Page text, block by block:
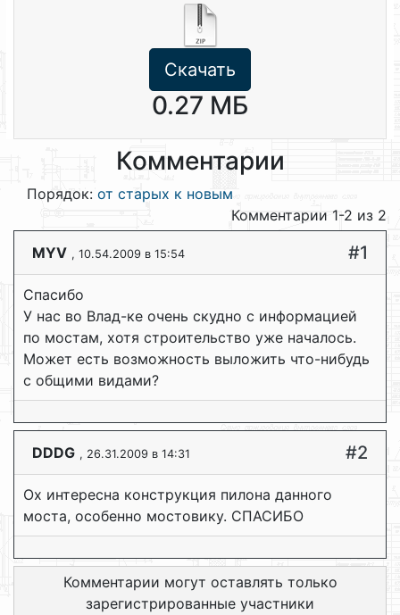
Скачать
0.27 МБ
Комментарии
Порядок: от старых к новым
Комментарии 1-2 из 2
MYV , 10.54.2009 в 15:54 #1
Спасибо
У нас во Влад-ке очень скудно с информацией
по мостам, хотя строительство уже началось.
Может есть возможность выложить что-нибудь
с общими видами?
DDDG , 26.31.2009 в 14:31 #2
Ох интересна конструкция пилона данного
моста, особенно мостовику. СПАСИБО
Комментарии могут оставлять только
зарегистрированные участники